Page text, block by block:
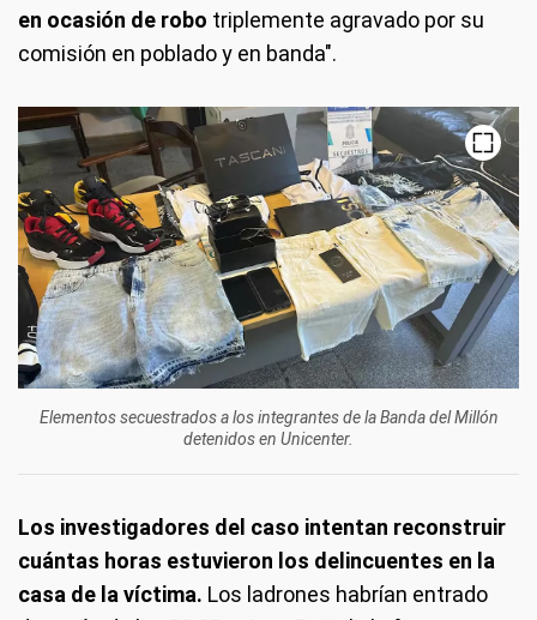
en ocasión de robo triplemente agravado por su
comisión en poblado y en banda".
Elementos secuestrados a los integrantes de la Banda del Millón
detenidos en Unicenter.
Los investigadores del caso intentan reconstruir
cuántas horas estuvieron los delincuentes en la
casa de la víctima. Los ladrones habrían entrado